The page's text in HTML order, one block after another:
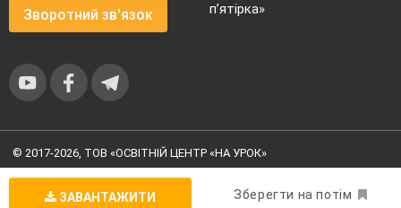
ЗАВАНТАЖИТИ Зберегти на потім
Зворотний зв'язок
п’ятірка»
© 2017-2026, ТОВ «ОСВІТНІЙ ЦЕНТР «НА УРОК»
конфіденційності